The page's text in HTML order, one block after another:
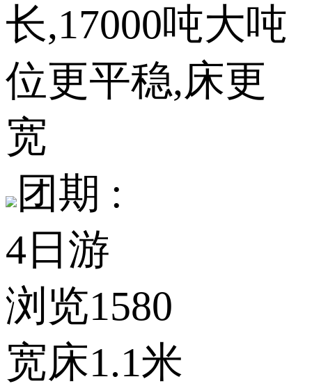
长,17000吨大吨
位更平稳,床更
宽
团期 :
4日游
浏览1580
宽床1.1米